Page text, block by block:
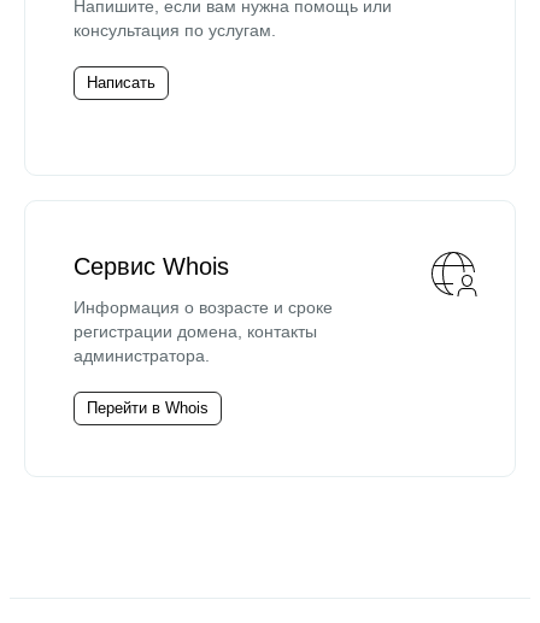
Напишите, если вам нужна помощь или
консультация по услугам.
Написать
Сервис Whois
Информация о возрасте и сроке
регистрации домена, контакты
администратора.
Перейти в Whois